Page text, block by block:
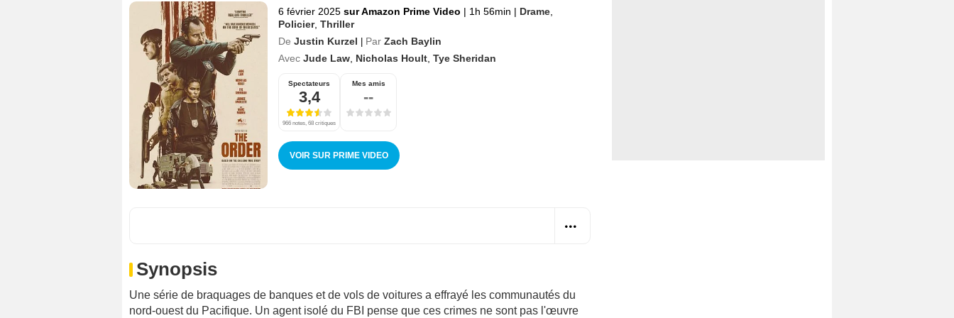
6 février 2025 sur Amazon Prime Video | 1h 56min | Drame
Policier, Thriller
De Justin Kurzel | Par Zach Baylin
Avec Jude Law Nicholas Hoult Tye Sheridan
Spectateurs
3,4
966 notes, 68 critiques
Mes amis
--
VOIR SUR PRIME VIDEO
Synopsis
Une série de braquages de banques et de vols de voitures a effrayé les communautés du
nord-ouest du Pacifique. Un agent isolé du FBI pense que ces crimes ne sont pas l'œuvre